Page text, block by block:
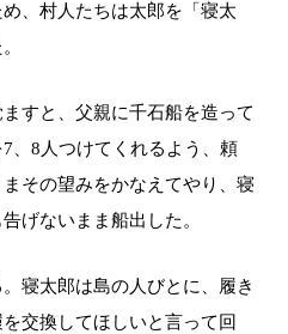
、村人たちは太郎を「寝太
すと、父親に千石船を造って
、8人つけてくれるよう、頼
その望みをかなえてやり、寝
げないまま船出した。
寝太郎は島の人びとに、履き
交換してほしいと言って回